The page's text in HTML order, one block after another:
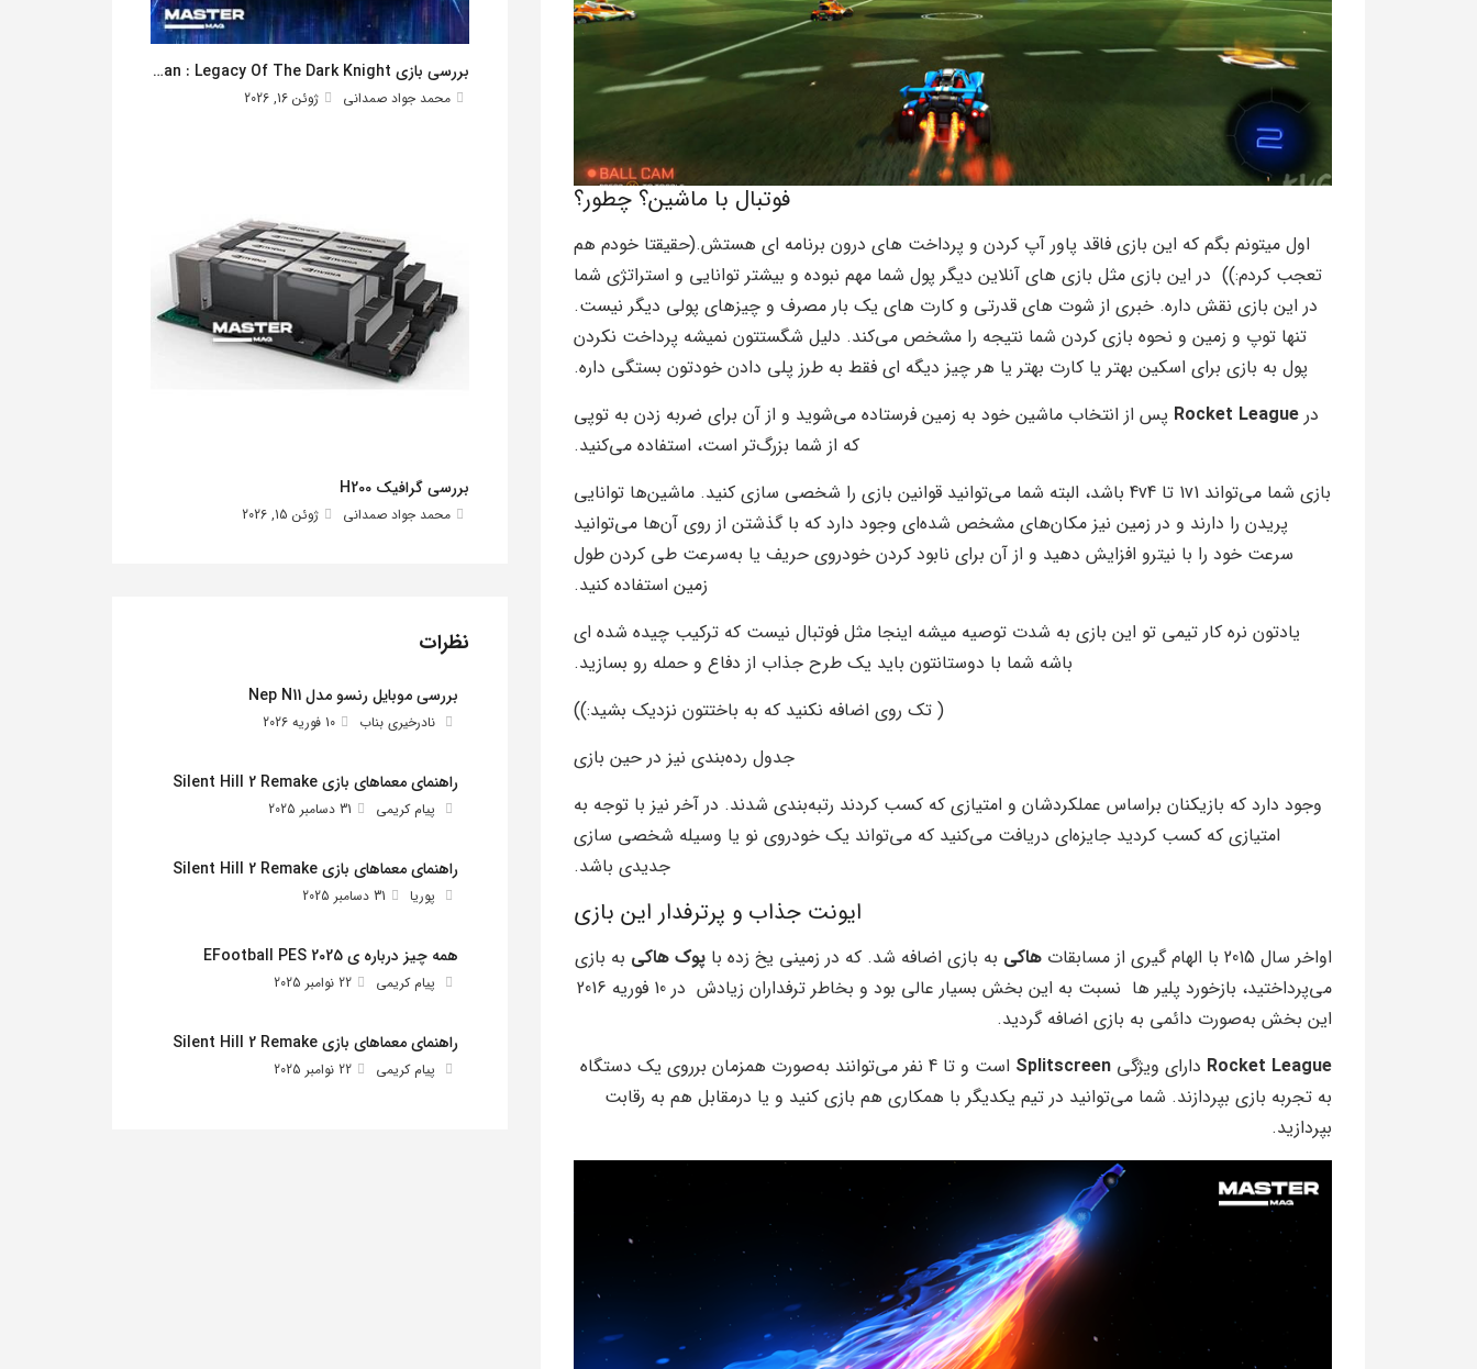
فوتبال با ماشین؟ چطور؟
اول میتونم بگم که این بازی فاقد پاور آپ کردن و پرداخت های درون برنامه ای هستش.(حقیقتا خودم هم
تعجب کردم:)) در این بازی مثل بازی های آنلاین دیگر پول شما مهم نبوده و بیشتر توانایی و استراتژی شما
در این بازی نقش داره. خبری از شوت های قدرتی و کارت های یک بار مصرف و چیزهای پولی دیگر نیست.
تنها توپ و زمین و نحوه بازی کردن شما نتیجه را مشخص می‌کند. دلیل شگستتون نمیشه پرداخت نکردن
پول به بازی برای اسکین بهتر یا کارت بهتر یا هر چیز دیگه ای فقط به طرز پلی دادن خودتون بستگی داره.
در Rocket League پس از انتخاب ماشین خود به زمین فرستاده می‌شوید و از آن برای ضربه زدن به توپی
که از شما بزرگ‌تر است، استفاده می‌کنید.
بازی شما می‌تواند 1v1 تا 4v4 باشد، البته شما می‌توانید قوانین بازی را شخصی سازی کنید. ماشین‌ها توانایی
پریدن را دارند و در زمین نیز مکان‌های مشخص شده‌ای وجود دارد که با گذشتن از روی آن‌ها می‌توانید
سرعت خود را با نیترو افزایش دهید و از آن برای نابود کردن خودروی حریف یا به‌سرعت طی کردن طول
زمین استفاده کنید.
یادتون نره کار تیمی تو این بازی به شدت توصیه میشه اینجا مثل فوتبال نیست که ترکیب چیده شده ای
باشه شما با دوستانتون باید یک طرح جذاب از دفاع و حمله رو بسازید.
( تک روی اضافه نکنید که به باختتون نزدیک بشید:))
جدول رده‌بندی نیز در حین بازی
وجود دارد که بازیکنان براساس عملکردشان و امتیازی که کسب کردند رتبه‌بندی شدند. در آخر نیز با توجه به
امتیازی که کسب کردید جایزه‌ای دریافت می‌کنید که می‌تواند یک خودروی نو یا وسیله شخصی سازی
جدیدی باشد.
ایونت جذاب و پرترفدار این بازی
اواخر سال 2015 با الهام گیری از مسابقات هاکی به بازی اضافه شد. که در زمینی یخ زده با پوک هاکی به بازی
می‌پرداختید، بازخورد پلیر ها نسبت به این بخش بسیار عالی بود و بخاطر ترفداران زیادش در 10 فوریه 2016
این بخش به‌صورت دائمی به بازی اضافه گردید.
Rocket League دارای ویژگی Splitscreen
است و تا 4 نفر می‌توانند به‌صورت همزمان برروی یک دستگاه
به تجربه بازی بپردازند. شما می‌توانید در تیم یکدیگر با همکاری هم بازی کنید و یا درمقابل هم به رقابت
بپردازید.
بررسی بازی Lego Batman : Legacy Of The Dark Knight
محمد جواد صمدانی ژوئن 16, 2026
بررسی گرافیک H200
محمد جواد صمدانی ژوئن 15, 2026
نظرات
بررسی موبایل رنسو مدل Nep N11
نادرخیری بناب 10 فوریه 2026
راهنمای معماهای بازی Silent Hill 2 Remake
پیام کریمی 31 دسامبر 2025
راهنمای معماهای بازی Silent Hill 2 Remake
پوریا 31 دسامبر 2025
همه چیز درباره ی EFootball PES 2025
پیام کریمی 22 نوامبر 2025
راهنمای معماهای بازی Silent Hill 2 Remake
پیام کریمی 22 نوامبر 2025